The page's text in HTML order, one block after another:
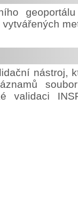
nástroj,
validaci